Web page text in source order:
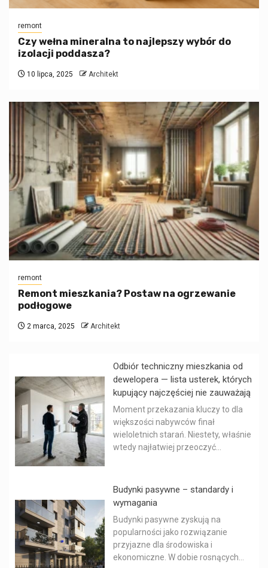
remont
Czy wełna mineralna to najlepszy wybór do
izolacji poddasza?
10 lipca, 2025 Architekt
remont
Remont mieszkania? Postaw na ogrzewanie
podłogowe
2 marca, 2025 Architekt
Odbiór techniczny mieszkania od
dewelopera — lista usterek, których
kupujący najczęściej nie zauważają
Moment przekazania kluczy to dla
większości nabywców finał
wieloletnich starań. Niestety, właśnie
wtedy najłatwiej przeoczyć...
Budynki pasywne – standardy i
wymagania
Budynki pasywne zyskują na
popularności jako rozwiązanie
przyjazne dla środowiska i
ekonomiczne. W dobie rosnących...